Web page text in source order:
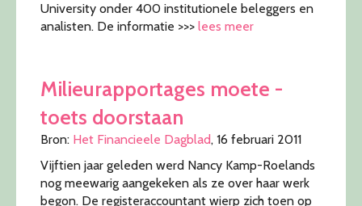
University onder 400 institutionele beleggers en
analisten. De informatie >>> lees meer
Milieurapportages moete -
toets doorstaan
Bron: Het Financieele Dagblad, 16 februari 2011
Vijftien jaar geleden werd Nancy Kamp-Roelands
nog meewarig aangekeken als ze over haar werk
begon. De registeraccountant wierp zich toen op